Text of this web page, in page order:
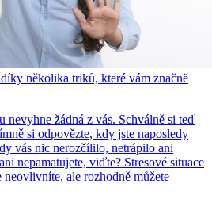
několika triků, které vám značně
nevyhne žádná z vás. Schválně si teď
si odpovězte, kdy jste naposledy
vás nic nerozčílilo, netrápilo ani
nepamatujete, viďte? Stresové situace
ale rozhodně můžete